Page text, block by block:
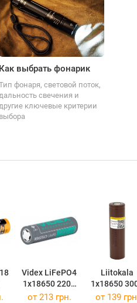
Как выбрать фонарик
фонаря, световой поток,
свечения и
ключевые критерии
выбора
Videx LiFePO4
1x18650 2200
mAh
Liitokala
1x18650
mAh
от 213 грн. от 139